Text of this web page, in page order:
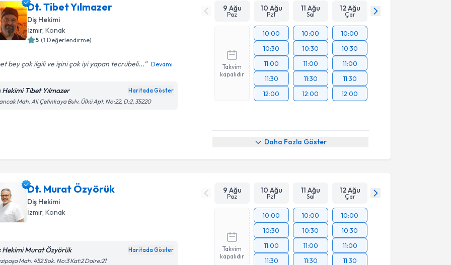
Dt. Tibet Yılmazer
Diş Hekimi
İzmir, Konak
5 (1 Değerlendirme)
bey çok ilgili ve işini çok iyi yapan tecrübeli... Devamı
Hekimi Tibet Yılmazer Haritada Göster
Mah. Ali Çetinkaya Bulv. Ülkü Apt. No:22, D:2, 35220
9 Ağu
Paz
10 Ağu
Pzt
11 Ağu
Sal
12 Ağu
Çar
Takvim
kapalıdır
10:00
10:30
11:00
11:30
12:00
10:00
10:30
11:00
11:30
12:00
10:00
10:30
11:00
11:30
12:00
Daha Fazla Göster
Dt. Murat Özyörük
Diş Hekimi
İzmir, Konak
Hekimi Murat Özyörük Haritada Göster
Mah. 452 Sok. No:3 Kat:2 Daire:21
9 Ağu
Paz
10 Ağu
Pzt
11 Ağu
Sal
12 Ağu
Çar
Takvim
kapalıdır
10:00
10:30
11:00
11:30
10:00
10:30
11:00
11:30
10:00
10:30
11:00
11:30